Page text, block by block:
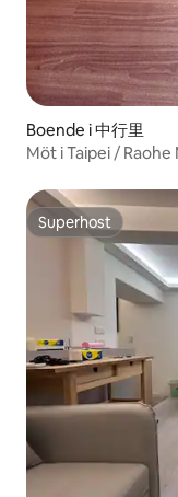
Boende i 中行里
Möt i Taipei /
Superhost
Superhost